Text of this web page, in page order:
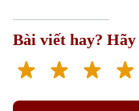
Bài viết hay?